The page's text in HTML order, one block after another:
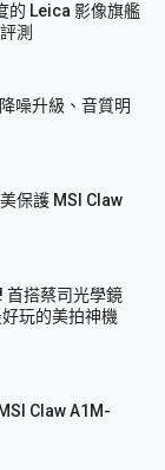
的 Leica 影像旗艦
測
噪升級、音質明
保護 MSI Claw
首搭蔡司光學鏡
玩的美拍神機
Claw A1M-